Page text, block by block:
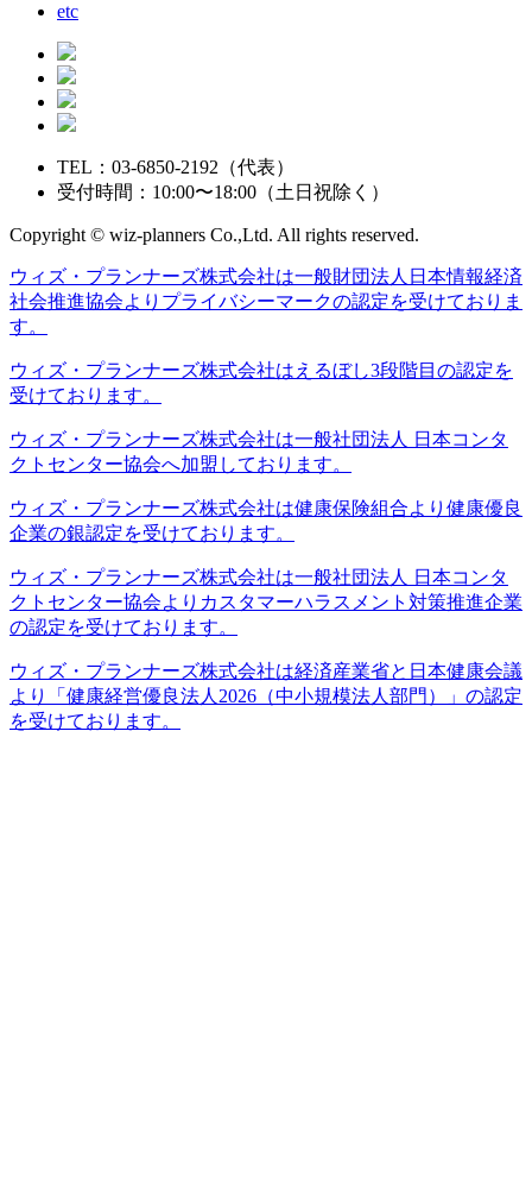
etc
TEL：03-6850-2192（代表）
受付時間：10:00〜18:00（土日祝除く）
Copyright © wiz-planners Co.,Ltd. All rights reserved.
ウィズ・プランナーズ株式会社は一般財団法人日本情報経済
社会推進協会よりプライバシーマークの認定を受けておりま
す。
ウィズ・プランナーズ株式会社はえるぼし3段階目の認定を
受けております。
ウィズ・プランナーズ株式会社は一般社団法人 日本コンタ
クトセンター協会へ加盟しております。
ウィズ・プランナーズ株式会社は健康保険組合より健康優良
企業の銀認定を受けております。
ウィズ・プランナーズ株式会社は一般社団法人 日本コンタ
クトセンター協会よりカスタマーハラスメント対策推進企業
の認定を受けております。
ウィズ・プランナーズ株式会社は経済産業省と日本健康会議
より「健康経営優良法人2026（中小規模法人部門）」の認定
を受けております。